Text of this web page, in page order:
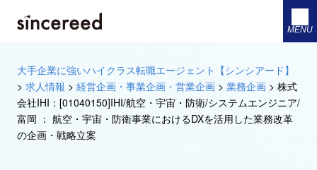
MENU
大手企業に強いハイクラス転職エージェント【シンシアード】
> 求人情報 > 経営企画・事業企画・営業企画 > 業務企画 > 株式
会社IHI：[01040150]IHI/航空・宇宙・防衛/システムエンジニア/
富岡 ： 航空・宇宙・防衛事業におけるDXを活用した業務改革
の企画・戦略立案